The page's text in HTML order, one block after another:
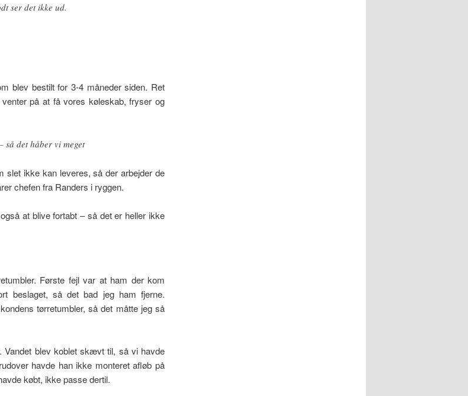
ser det ikke ud.
blev bestilt for 3-4 måneder siden. Ret
på at få vores køleskab, fryser og
så det håber vi meget
slet ikke kan leveres, så der arbejder de
chefen fra Randers i ryggen.
at blive fortabt – så det er heller ikke
Første fejl var at ham der kom
beslaget, så det bad jeg ham fjerne.
tørretumbler, så det måtte jeg så
Vandet blev koblet skævt til, så vi havde
havde han ikke monteret afløb på
købt, ikke passe dertil.